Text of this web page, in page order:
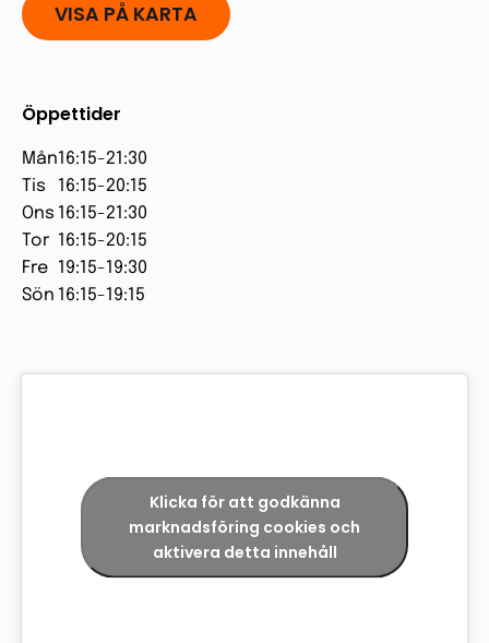
VISA PÅ KARTA
Öppettider
Mån16:15-21:30
Tis
16:15-20:15
Ons 16:15-21:30
Tor 16:15-20:15
Fre 19:15-19:30
Sön 16:15-19:15
Klicka för att godkänna
marknadsföring cookies och
aktivera detta innehåll